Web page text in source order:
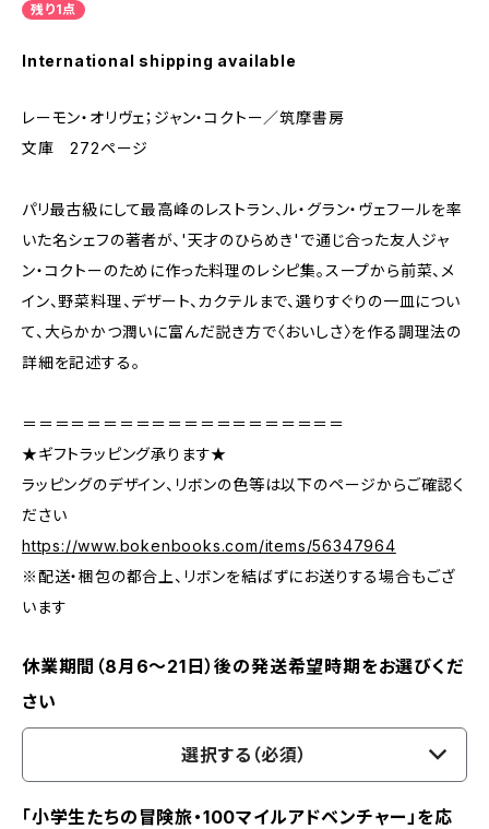
残り1点
International shipping available
レーモン・オリヴェ；ジャン・コクトー／筑摩書房
文庫 272ページ
パリ最古級にして最高峰のレストラン、ル・グラン・ヴェフールを率
いた名シェフの著者が、'天才のひらめき'で通じ合った友人ジャ
ン・コクトーのために作った料理のレシピ集。スープから前菜、メ
イン、野菜料理、デザート、カクテルまで、選りすぐりの一皿につい
て、大らかかつ潤いに富んだ説き方で〈おいしさ〉を作る調理法の
詳細を記述する。
＝＝＝＝＝＝＝＝＝＝＝＝＝＝＝＝＝＝＝＝
★ギフトラッピング承ります★
ラッピングのデザイン、リボンの色等は以下のページからご確認く
ださい
https://www.bokenbooks.com/items/56347964
※配送・梱包の都合上、リボンを結ばずにお送りする場合もござ
います
休業期間（8月6〜21日）後の発送希望時期をお選びくだ
さい
選択する（必須）
「小学生たちの冒険旅・100マイルアドベンチャー」を応